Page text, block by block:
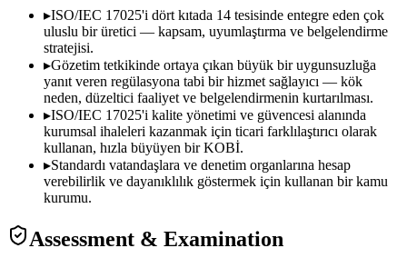
▸ISO/IEC 17025'i dört kıtada 14 tesisinde entegre eden çok
uluslu bir üretici — kapsam, uyumlaştırma ve belgelendirme
stratejisi.
▸Gözetim tetkikinde ortaya çıkan büyük bir uygunsuzluğa
yanıt veren regülasyona tabi bir hizmet sağlayıcı — kök
neden, düzeltici faaliyet ve belgelendirmenin kurtarılması.
▸ISO/IEC 17025'i kalite yönetimi ve güvencesi alanında
kurumsal ihaleleri kazanmak için ticari farklılaştırıcı olarak
kullanan, hızla büyüyen bir KOBİ.
▸Standardı vatandaşlara ve denetim organlarına hesap
verebilirlik ve dayanıklılık göstermek için kullanan bir kamu
kurumu.
Assessment & Examination